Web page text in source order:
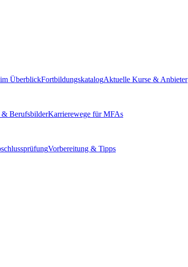
ÜberblickFortbildungskatalogAktuelle Kurse & Anbieter
& BerufsbilderKarrierewege für MFAs
Vorbereitung & Tipps